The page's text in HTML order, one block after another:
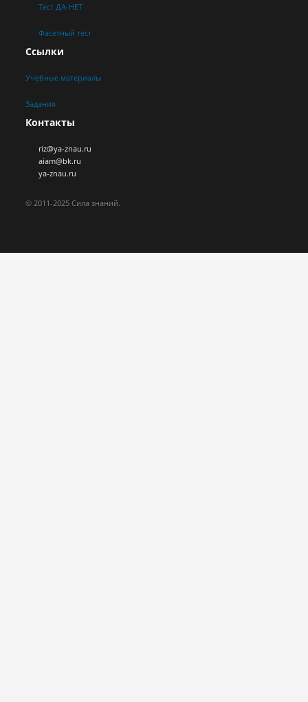
Тест ДА-НЕТ
Фасетный тест
Ссылки
Учебные материалы
Задания
Контакты
riz@ya-znau.ru
aiam@bk.ru
ya-znau.ru
© 2011-2025 Сила знаний.